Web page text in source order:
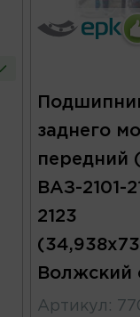
заднего
передний
ВАЗ-2101-
2123
Волжский
Артикул :